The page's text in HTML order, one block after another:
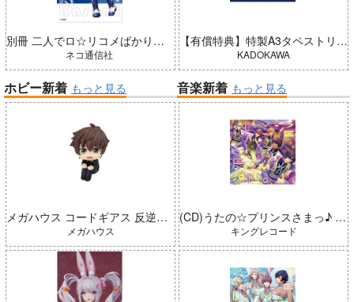
別冊 二人でロ☆リコメばかり描いていた 藍（五藤加純イラストCollection）
ネコ通信社
【有償特典】特製A3タペストリー（＃ラブコメ好きとこっそり繋がりたい）
KADOKAWA
ホビー新着 もっと見る
メガハウス コードギアス 反逆のルルーシュ るかっぷ 枢木スザク 完成品
メガハウス
音楽新着 もっと見る
(CD)うたの☆プリンスさまっ♪ LIVE EMOTION 2nd Anniversary CD レン・翔・セシル・嶺二・綺羅
キングレコード